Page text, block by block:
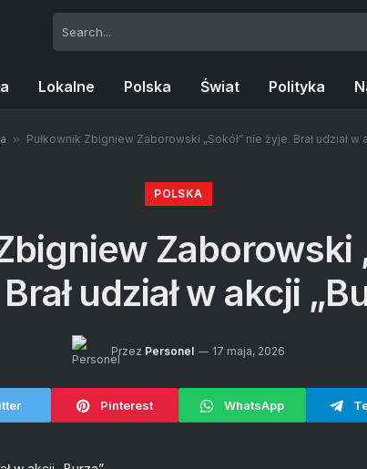
Lokalne Polska Świat Polityka
» Pułkownik Zbigniew Zaborowski „Sokół” nie żyje. Brał udział w
POLSKA
Zaborowski
udział w akcji
Przez Personel 17 maja, 2026
Pinterest WhatsApp